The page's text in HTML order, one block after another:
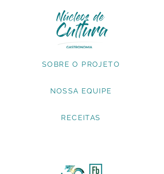
SOBRE O PROJETO
NOSSA EQUIPE
RECEITAS